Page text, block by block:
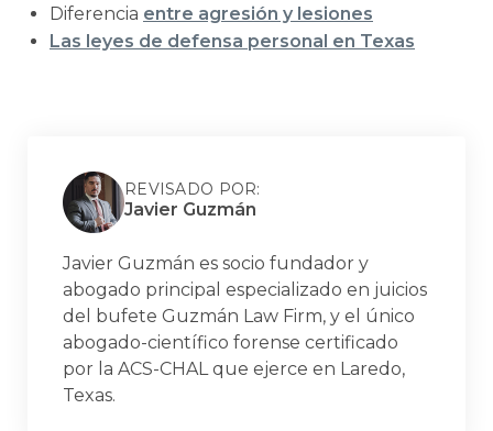
Diferencia entre agresión y lesiones
Las leyes de defensa personal en Texas
REVISADO POR:
Javier Guzmán
Javier Guzmán es socio fundador y
abogado principal especializado en juicios
del bufete Guzmán Law Firm, y el único
abogado-científico forense certificado
por la ACS-CHAL que ejerce en Laredo,
Texas.